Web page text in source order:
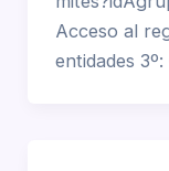
Acceso al
entidades